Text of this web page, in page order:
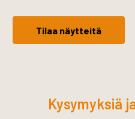
Tilaa näytteitä
Kysymyksiä